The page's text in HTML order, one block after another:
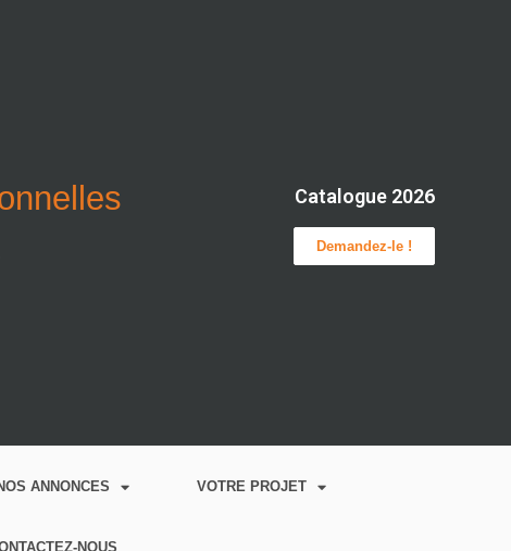
Catalogue 2026
Demandez-le !
ANNONCES VOTRE PROJET
NOUS